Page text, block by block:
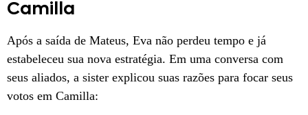
Camilla
Após a saída de Mateus, Eva não perdeu tempo e já
estabeleceu sua nova estratégia. Em uma conversa com
seus aliados, a sister explicou suas razões para focar seus
votos em Camilla: